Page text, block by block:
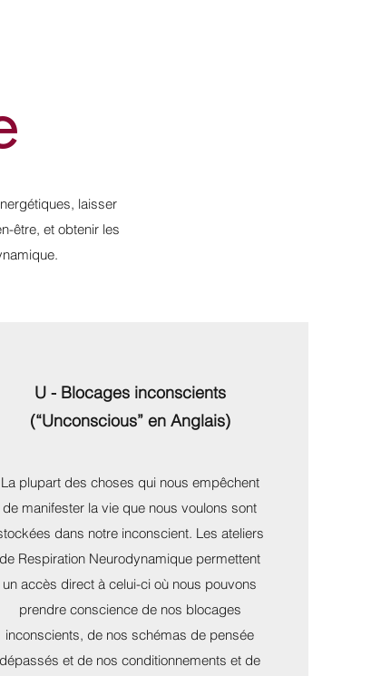
, laisser
être, et obtenir les
U - Blocages inconscients
(“Unconscious” en Anglais)
La plupart des choses qui nous empêchent
de manifester la vie que nous voulons sont
dans notre inconscient. Les ateliers
de Respiration Neurodynamique permettent
un accès direct à celui-ci où nous pouvons
prendre conscience de nos blocages
inconscients, de nos schémas de pensée
dépassés et de nos conditionnements et de